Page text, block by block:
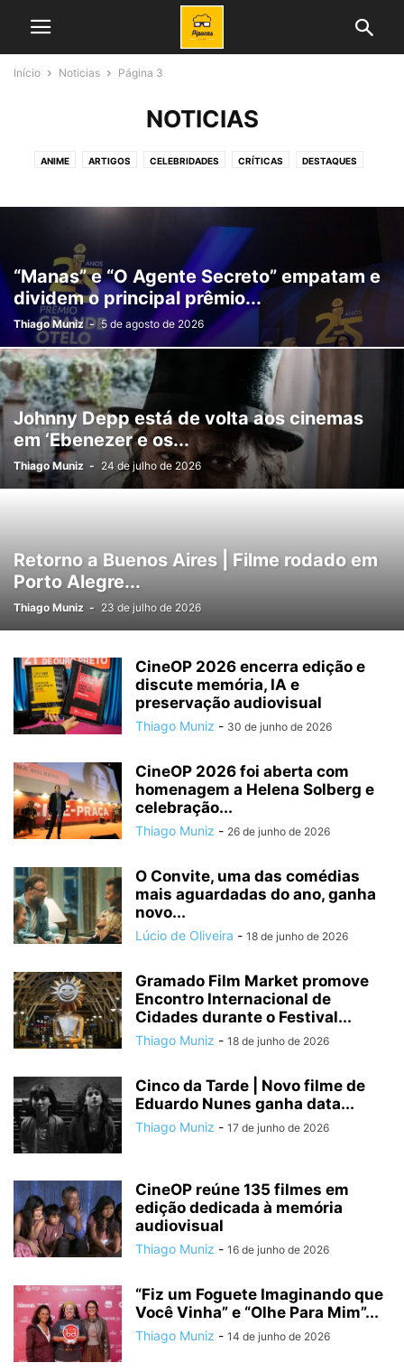
Início Noticias Página 3
NOTICIAS
ANIME ARTIGOS CELEBRIDADES CRÍTICAS DESTAQUES
NOTICIAS NOVELAS PIPOCAS TV PODCASTS PORTUGAL
TESTES
“Manas” e “O Agente Secreto” empatam e
dividem o principal prêmio...
Thiago Muniz - 5 de agosto de 2026
Johnny Depp está de volta aos cinemas
em ‘Ebenezer e os...
Thiago Muniz - 24 de julho de 2026
Retorno a Buenos Aires | Filme rodado em
Porto Alegre...
Thiago Muniz - 23 de julho de 2026
CineOP 2026 encerra edição e
discute memória, IA e
preservação audiovisual
Thiago Muniz - 30 de junho de 2026
CineOP 2026 foi aberta com
homenagem a Helena Solberg e
celebração...
Thiago Muniz - 26 de junho de 2026
O Convite, uma das comédias
mais aguardadas do ano, ganha
novo...
Lúcio de Oliveira - 18 de junho de 2026
Gramado Film Market promove
Encontro Internacional de
Cidades durante o Festival...
Thiago Muniz - 18 de junho de 2026
Cinco da Tarde | Novo filme de
Eduardo Nunes ganha data...
Thiago Muniz - 17 de junho de 2026
CineOP reúne 135 filmes em
edição dedicada à memória
audiovisual
Thiago Muniz - 16 de junho de 2026
“Fiz um Foguete Imaginando que
Você Vinha” e “Olhe Para Mim”...
Thiago Muniz - 14 de junho de 2026